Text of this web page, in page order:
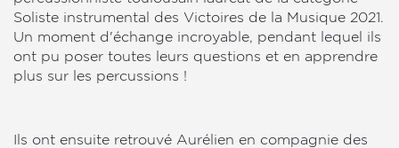
Soliste instrumental des Victoires de la Musique 2021.
Un moment d'échange incroyable, pendant lequel ils
ont pu poser toutes leurs questions et en apprendre
plus sur les percussions !
Ils ont ensuite retrouvé Aurélien en compagnie des